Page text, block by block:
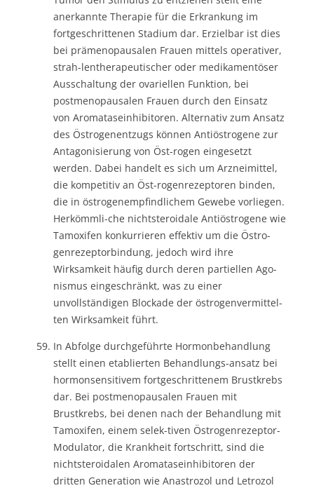
anerkannte Therapie für die Erkrankung im
fortgeschrittenen Stadium dar. Erzielbar ist dies
bei prämenopausalen Frauen mittels operativer,
strah-lentherapeutischer oder medikamentöser
Ausschaltung der ovariellen Funktion, bei
postmenopausalen Frauen durch den Einsatz
von Aromataseinhibitoren. Alternativ zum Ansatz
des Östrogenentzugs können Antiöstrogene zur
Antagonisierung von Öst-rogen eingesetzt
werden. Dabei handelt es sich um Arzneimittel,
die kompetitiv an Öst-rogenrezeptoren binden,
die in östrogenempfindlichem Gewebe vorliegen.
Herkömmli-che nichtsteroidale Antiöstrogene wie
Tamoxifen konkurrieren effektiv um die Östro-
genrezeptorbindung, jedoch wird ihre
Wirksamkeit häufig durch deren partiellen Ago-
nismus eingeschränkt, was zu einer
unvollständigen Blockade der östrogenvermittel-
ten Wirksamkeit führt.
In Abfolge durchgeführte Hormonbehandlung
stellt einen etablierten Behandlungs-ansatz bei
hormonsensitivem fortgeschrittenem Brustkrebs
dar. Bei postmenopausalen Frauen mit
Brustkrebs, bei denen nach der Behandlung mit
Tamoxifen, einem selek-tiven Östrogenrezeptor-
Modulator, die Krankheit fortschritt, sind die
nichtsteroidalen Aromataseinhibitoren der
dritten Generation wie Anastrozol und Letrozol